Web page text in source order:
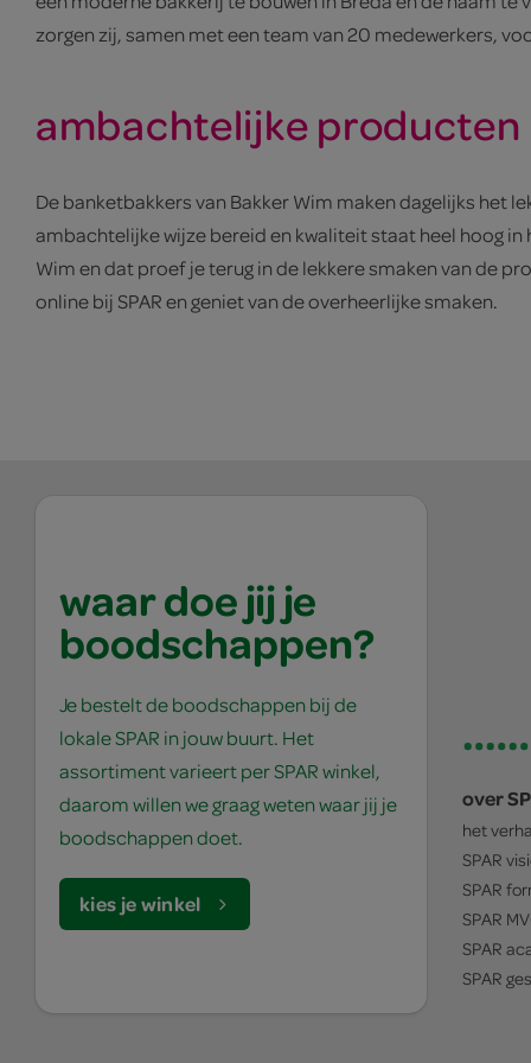
zorgen zij, samen met een team van 20 medewerkers,
ambachtelijke
De banketbakkers van Bakker Wim maken dagelijks het
ambachtelijke wijze bereid en kwaliteit staat heel hoog
Wim en dat proef je terug in de lekkere smaken van de
online bij SPAR en geniet van de overheerlijke smaken.
waar doe jij je
boodschappen?
Je bestelt de boodschappen bij de
lokale SPAR in jouw buurt. Het
assortiment varieert per SPAR winkel,
daarom willen we graag weten waar jij je
boodschappen doet.
kies je winkel
over
het
SPAR
SPAR
SPAR
SPAR
SPAR